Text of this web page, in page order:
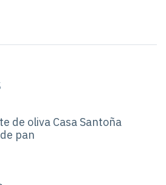
de oliva Casa Santoña
pan